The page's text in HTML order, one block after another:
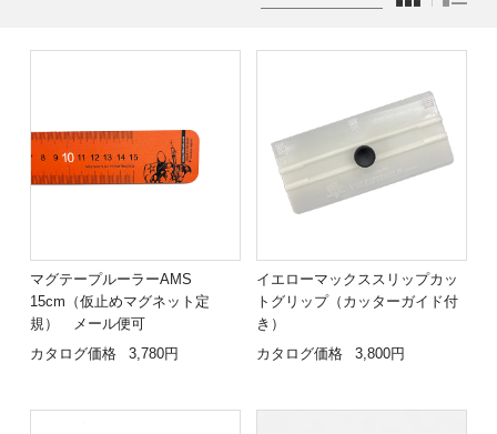
マグテープルーラーAMS
15cm（仮止めマグネット定
規） メール便可
カタログ価格
3,780円
イエローマックススリップカッ
トグリップ（カッターガイド付
き）
カタログ価格
3,800円